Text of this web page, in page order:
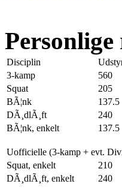
Disciplin
3-kamp
560
Squat
205
BÃ¦nk
137.5
DÃ¸dlÃ¸ft
240
BÃ¦nk, enkelt
137.5
Uofficielle (3-kamp + evt.
Squat, enkelt
210
DÃ¸dlÃ¸ft, enkelt
240